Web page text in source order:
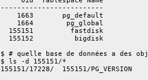
-------------------------
    1663       pg_default
    1664        pg_global
  155151         fastdisk
  155152          bigdisk
$ # quelle base de données a des
$ ls -d 155151/*
155151/17228/  155151/PG_VERSION